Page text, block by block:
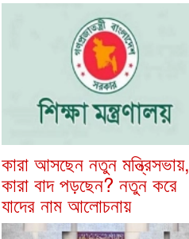
কারা আসছেন নতুন মন্ত্রিসভায়,
কারা বাদ পড়ছেন? নতুন করে
যাদের নাম আলোচনায়